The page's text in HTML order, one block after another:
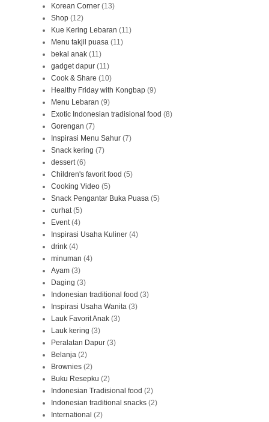
Korean Corner (13)
Shop (12)
Kue Kering Lebaran (11)
Menu takjil puasa (11)
bekal anak (11)
gadget dapur (11)
Cook & Share (10)
Healthy Friday with Kongbap (9)
Menu Lebaran (9)
Exotic Indonesian tradisional food (8)
Gorengan (7)
Inspirasi Menu Sahur (7)
Snack kering (7)
dessert (6)
Children's favorit food (5)
Cooking Video (5)
Snack Pengantar Buka Puasa (5)
curhat (5)
Event (4)
Inspirasi Usaha Kuliner (4)
drink (4)
minuman (4)
Ayam (3)
Daging (3)
Indonesian traditional food (3)
Inspirasi Usaha Wanita (3)
Lauk Favorit Anak (3)
Lauk kering (3)
Peralatan Dapur (3)
Belanja (2)
Brownies (2)
Buku Resepku (2)
Indonesian Tradisional food (2)
Indonesian traditional snacks (2)
International (2)